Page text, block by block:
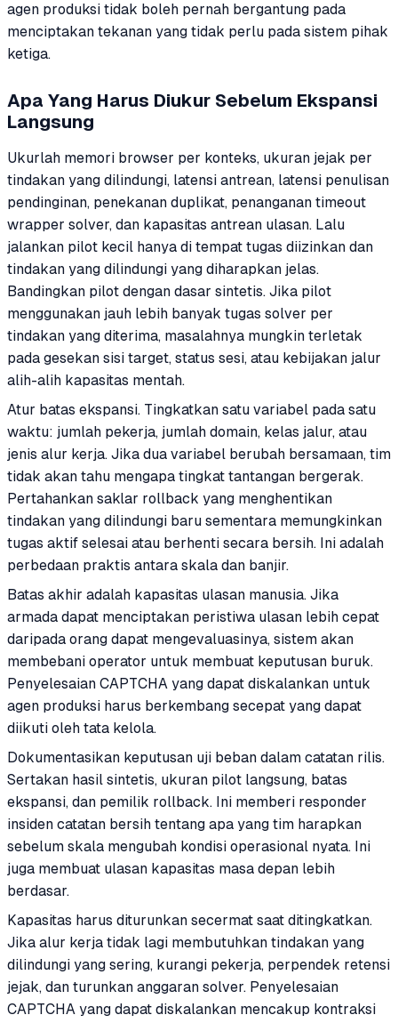
agen produksi tidak boleh pernah bergantung pada
menciptakan tekanan yang tidak perlu pada sistem pihak
ketiga.
Apa Yang Harus Diukur Sebelum Ekspansi
Langsung
Ukurlah memori browser per konteks, ukuran jejak per
tindakan yang dilindungi, latensi antrean, latensi penulisan
pendinginan, penekanan duplikat, penanganan timeout
wrapper solver, dan kapasitas antrean ulasan. Lalu
jalankan pilot kecil hanya di tempat tugas diizinkan dan
tindakan yang dilindungi yang diharapkan jelas.
Bandingkan pilot dengan dasar sintetis. Jika pilot
menggunakan jauh lebih banyak tugas solver per
tindakan yang diterima, masalahnya mungkin terletak
pada gesekan sisi target, status sesi, atau kebijakan jalur
alih-alih kapasitas mentah.
Atur batas ekspansi. Tingkatkan satu variabel pada satu
waktu: jumlah pekerja, jumlah domain, kelas jalur, atau
jenis alur kerja. Jika dua variabel berubah bersamaan, tim
tidak akan tahu mengapa tingkat tantangan bergerak.
Pertahankan saklar rollback yang menghentikan
tindakan yang dilindungi baru sementara memungkinkan
tugas aktif selesai atau berhenti secara bersih. Ini adalah
perbedaan praktis antara skala dan banjir.
Batas akhir adalah kapasitas ulasan manusia. Jika
armada dapat menciptakan peristiwa ulasan lebih cepat
daripada orang dapat mengevaluasinya, sistem akan
membebani operator untuk membuat keputusan buruk.
Penyelesaian CAPTCHA yang dapat diskalankan untuk
agen produksi harus berkembang secepat yang dapat
diikuti oleh tata kelola.
Dokumentasikan keputusan uji beban dalam catatan rilis.
Sertakan hasil sintetis, ukuran pilot langsung, batas
ekspansi, dan pemilik rollback. Ini memberi responder
insiden catatan bersih tentang apa yang tim harapkan
sebelum skala mengubah kondisi operasional nyata. Ini
juga membuat ulasan kapasitas masa depan lebih
berdasar.
Kapasitas harus diturunkan secermat saat ditingkatkan.
Jika alur kerja tidak lagi membutuhkan tindakan yang
dilindungi yang sering, kurangi pekerja, perpendek retensi
jejak, dan turunkan anggaran solver. Penyelesaian
CAPTCHA yang dapat diskalankan mencakup kontraksi